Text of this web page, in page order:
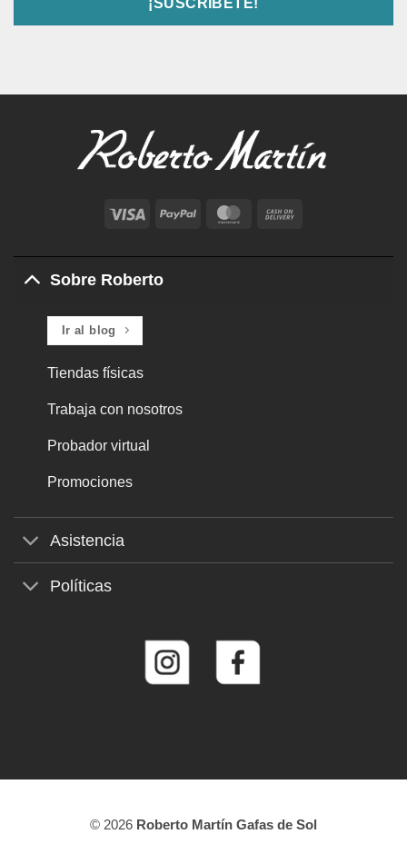
Visa PayPal MasterCard
Delivery
Sobre Roberto
Ir al blog
Tiendas físicas
Trabaja con nosotros
Probador virtual
Promociones
Asistencia
Políticas
© 2026 Roberto Martín Gafas de Sol